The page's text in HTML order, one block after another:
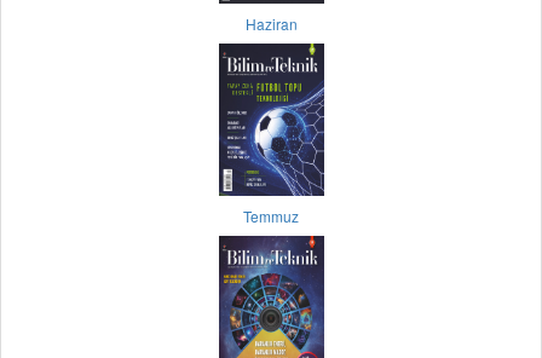
Haziran
Temmuz